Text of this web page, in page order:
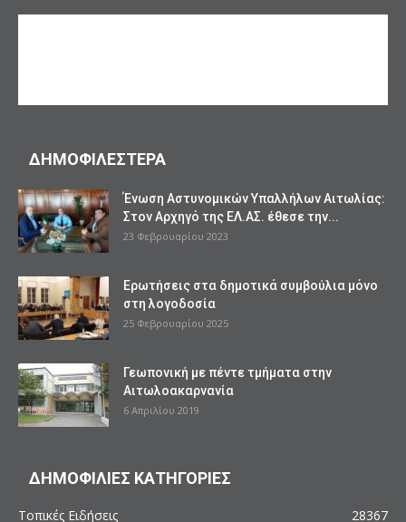
ΔΗΜΟΦΙΛΕΣΤΕΡΑ
Ένωση Αστυνομικών Υπαλλήλων Αιτωλίας:
Στον Αρχηγό της ΕΛ.ΑΣ. έθεσε την...
23 Φεβρουαρίου 2023
Ερωτήσεις στα δημοτικά συμβούλια μόνο
στη λογοδοσία
25 Φεβρουαρίου 2025
Γεωπονική με πέντε τμήματα στην
Αιτωλοακαρνανία
6 Απριλίου 2019
ΔΗΜΟΦΙΛΙΕΣ ΚΑΤΗΓΟΡΙΕΣ
Τοπικές Ειδήσεις 28367